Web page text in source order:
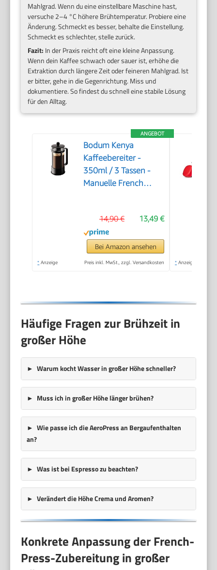
Mahlgrad. Wenn du eine einstellbare Maschine hast,
versuche 2–4 °C höhere Brühtemperatur. Probiere eine
Änderung. Schmeckt es besser, behalte die Einstellung.
Schmeckt es schlechter, stelle zurück.
Fazit: In der Praxis reicht oft eine kleine Anpassung.
Wenn dein Kaffee schwach oder sauer ist, erhöhe die
Extraktion durch längere Zeit oder feineren Mahlgrad. Ist
er bitter, gehe in die Gegenrichtung. Miss und
dokumentiere. So findest du schnell eine stabile Lösung
für den Alltag.
ANGEBOT
Bodum Kenya
Kaffeebereiter -
350ml / 3 Tassen -
Manuelle French
Edelstahl -
Spülmaschinenfest -
Made in Portugal
13,49 €
14,90 €
Bei Amazon ansehen
* Anzeige Preis inkl. MwSt., zzgl. Versandkosten * Anzeige
Häufige Fragen zur Brühzeit in
großer Höhe
Warum kocht Wasser in großer Höhe schneller?
Muss ich in großer Höhe länger brühen?
Wie passe ich die AeroPress an Bergaufenthalten
an?
Was ist bei Espresso zu beachten?
Verändert die Höhe Crema und Aromen?
Konkrete Anpassung der French-
Press-Zubereitung in großer